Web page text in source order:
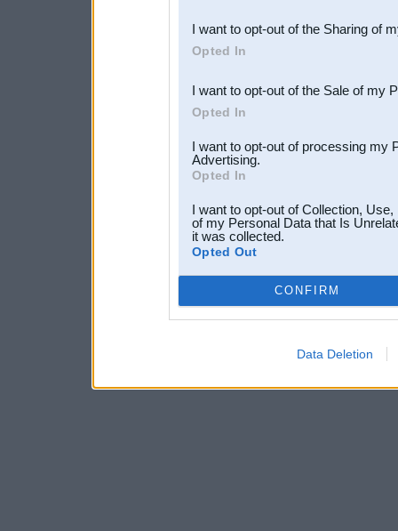
Downstream Participants
third parties.
I want to opt-out of the Sharing of
Opted In
I want to opt-out of the Sale of my
Opted In
I want to opt-out of processing my
Advertising.
Opted In
I want to opt-out of Collection,
of my Personal Data that Is
it was collected.
Opted Out
CONFIRM
Data Deletion